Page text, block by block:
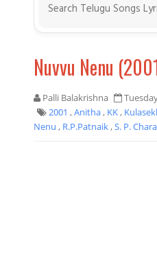
Nuvvu Nenu
Palli Balakrishna
2001 ,Anitha, KK,
Nenu , R.P.Patnaik,S. P.